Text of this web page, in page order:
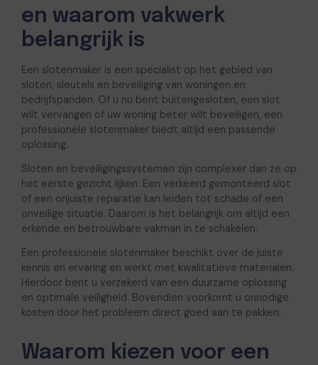
en waarom vakwerk
belangrijk is
Een slotenmaker is een specialist op het gebied van
sloten, sleutels en beveiliging van woningen en
bedrijfspanden. Of u nu bent buitengesloten, een slot
wilt vervangen of uw woning beter wilt beveiligen, een
professionele slotenmaker biedt altijd een passende
oplossing.
Sloten en beveiligingssystemen zijn complexer dan ze op
het eerste gezicht lijken. Een verkeerd gemonteerd slot
of een onjuiste reparatie kan leiden tot schade of een
onveilige situatie. Daarom is het belangrijk om altijd een
erkende en betrouwbare vakman in te schakelen.
Een professionele slotenmaker beschikt over de juiste
kennis en ervaring en werkt met kwalitatieve materialen.
Hierdoor bent u verzekerd van een duurzame oplossing
en optimale veiligheid. Bovendien voorkomt u onnodige
kosten door het probleem direct goed aan te pakken.
Waarom kiezen voor een